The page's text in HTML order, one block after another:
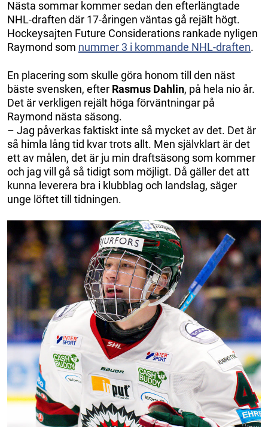
Nästa sommar kommer sedan den efterlängtade
NHL-draften där 17-åringen väntas gå rejält högt.
Hockeysajten Future Considerations rankade nyligen
Raymond som nummer 3 i kommande NHL-draften.
En placering som skulle göra honom till den näst
bäste svensken, efter Rasmus Dahlin, på hela nio år.
Det är verkligen rejält höga förväntningar på
Raymond nästa säsong.
– Jag påverkas faktiskt inte så mycket av det. Det är
så himla lång tid kvar trots allt. Men självklart är det
ett av målen, det är ju min draftsäsong som kommer
och jag vill gå så tidigt som möjligt. Då gäller det att
kunna leverera bra i klubblag och landslag, säger
unge löftet till tidningen.